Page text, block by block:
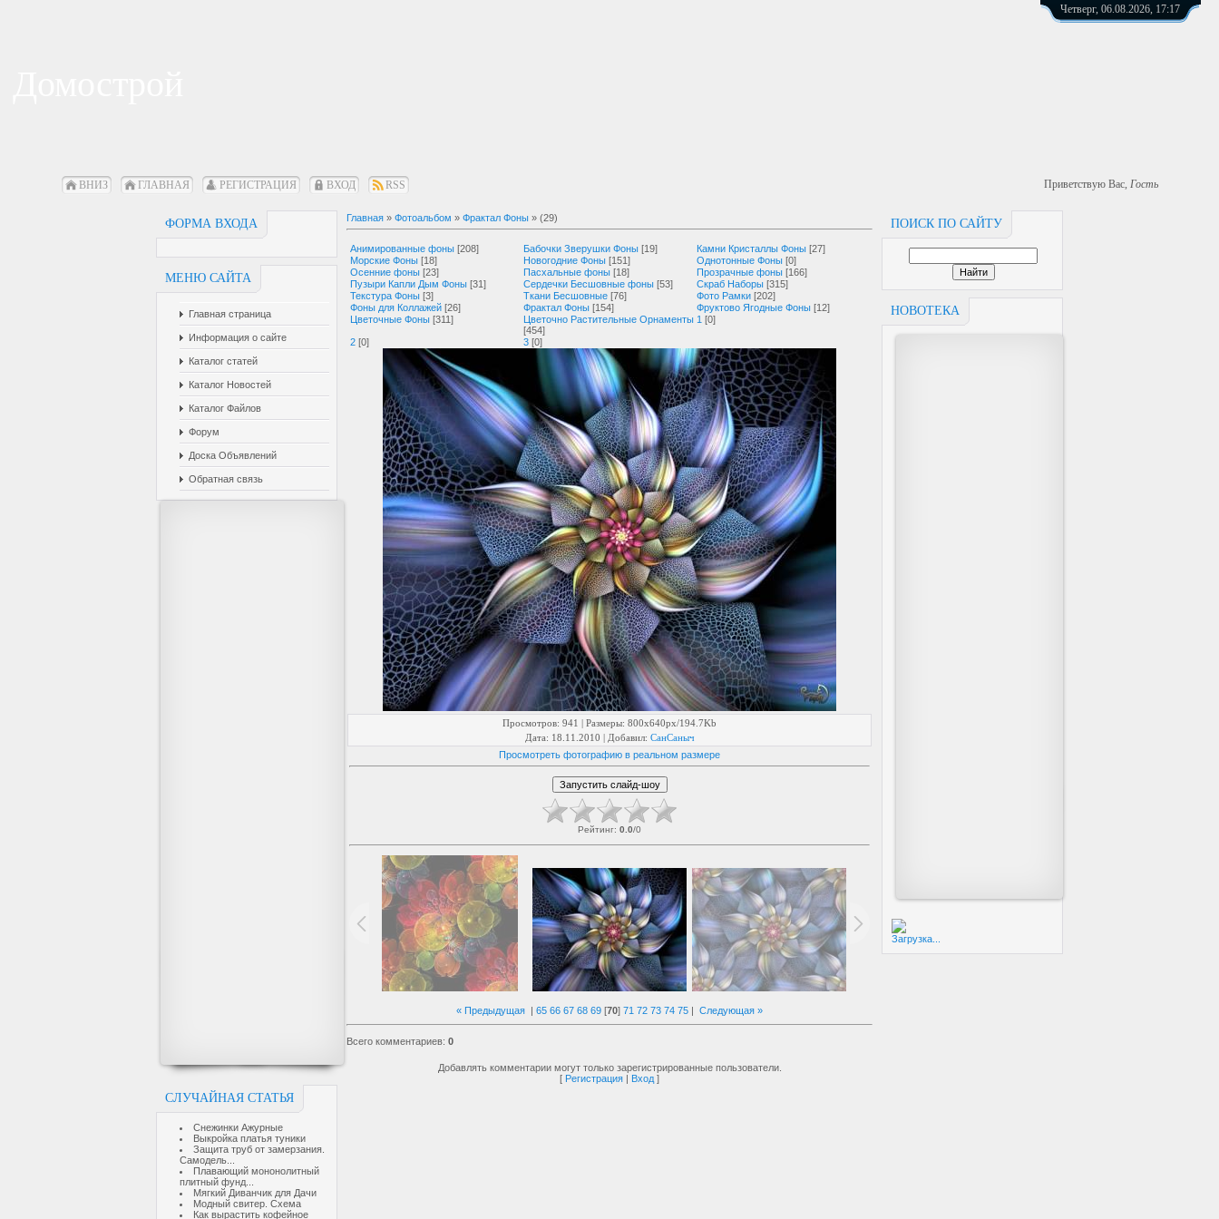
Четверг, 06.08.2026, 17:17
ВНИЗ ГЛАВНАЯ РЕГИСТРАЦИЯ ВХОД RSS Приветствую Вас, Гость
ФОРМА ВХОДА
МЕНЮ САЙТА
Главная страница
Информация о сайте
Каталог статей
Каталог Новостей
Каталог Файлов
Форум
Доска Объявлений
Обратная связь
СЛУЧАЙНАЯ СТАТЬЯ
Снежинки Ажурные
Выкройка платья туники
Защита труб от замерзания.
Самодель...
Плавающий мононолитный
плитный фунд...
Мягкий Диванчик для Дачи
Модный свитер. Схема
Как вырастить кофейное
ПОИСК ПО САЙТУ
НОВОТЕКА
Загрузка...
Главная » Фотоальбом » Фрактал Фоны » (29)
Анимированные фоны [208] Бабочки Зверушки Фоны [19] Камни Кристаллы Фоны [27]
Морские Фоны [18] Новогодние Фоны [151] Однотонные Фоны [0]
Осенние фоны [23] Пасхальные фоны [18] Прозрачные фоны [166]
Пузыри Капли Дым Фоны [31] Сердечки Бесшовные фоны [53] Скраб Наборы [315]
Текстура Фоны [3] Ткани Бесшовные [76] Фото Рамки [202]
Фоны для Коллажей [26] Фрактал Фоны [154] Фруктово Ягодные Фоны [12]
Цветочные Фоны [311]
Цветочно Растительные Орнаменты
[454]
1 [0]
2 [0] 3 [0]
Просмотров: 941 | Размеры: 800x640px/194.7Kb
Дата: 18.11.2010 | Добавил: СанСаныч
Просмотреть фотографию в реальном размере
Рейтинг: 0.0/0
« Предыдущая | 65 66 67 68 69 [70] 71 72 73 74 75 | Следующая »
Всего комментариев: 0
Добавлять комментарии могут только зарегистрированные пользователи.
[ Регистрация | Вход ]